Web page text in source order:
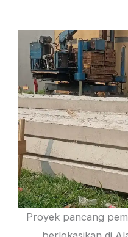
Proyek pancang